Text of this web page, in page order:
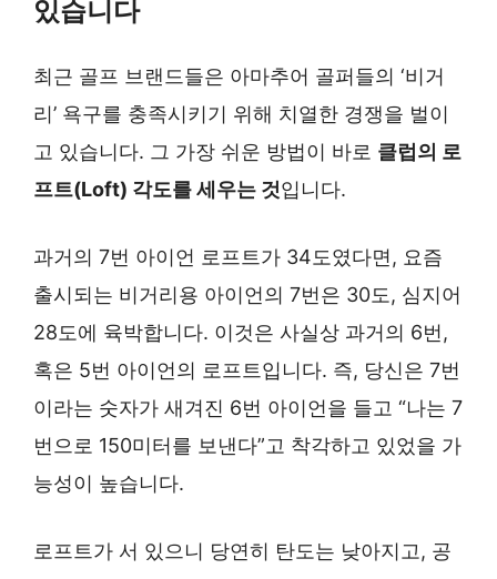
있습니다
최근 골프 브랜드들은 아마추어 골퍼들의 ‘비거
리’ 욕구를 충족시키기 위해 치열한 경쟁을 벌이
고 있습니다. 그 가장 쉬운 방법이 바로 클럽의 로
프트(Loft) 각도를 세우는 것입니다.
과거의 7번 아이언 로프트가 34도였다면, 요즘
출시되는 비거리용 아이언의 7번은 30도, 심지어
28도에 육박합니다. 이것은 사실상 과거의 6번,
혹은 5번 아이언의 로프트입니다. 즉, 당신은 7번
이라는 숫자가 새겨진 6번 아이언을 들고 “나는 7
번으로 150미터를 보낸다”고 착각하고 있었을 가
능성이 높습니다.
로프트가 서 있으니 당연히 탄도는 낮아지고, 공